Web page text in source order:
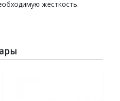
жесткость.